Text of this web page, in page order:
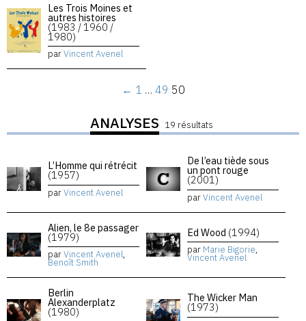
Les Trois Moines et
autres histoires
(1983 / 1960 /
1980)
parVincent Avenel
← 1 … 49 50
ANALYSES 19 résultats
L’Homme qui rétrécit
(1957)
parVincent Avenel
De l’eau tiède sous
un pont rouge
(2001)
parVincent Avenel
Alien, le 8e passager
(1979)
parVincent Avenel,
Benoît Smith
Ed Wood (1994)
par Marie Bigorie,
Vincent Avenel
Berlin
Alexanderplatz
(1980)
The Wicker Man
(1973)